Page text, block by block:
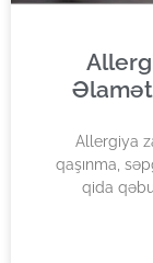
Allergiya
qaşınma,
qida